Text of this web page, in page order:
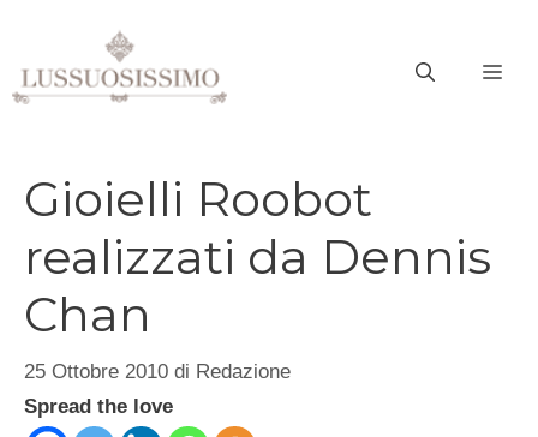
contenuto
Gioielli Roobot
realizzati da Dennis
Chan
25 Ottobre 2010 di Redazione
Spread the love